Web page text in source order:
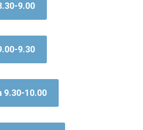
9.00
9.30
9.30-10.00